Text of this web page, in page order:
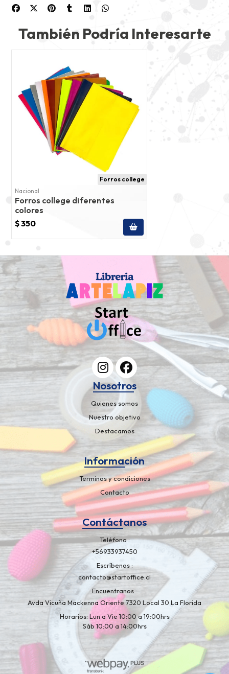
También Podría Interesarte
Forros college
Nacional
Forros college diferentes
colores
$ 350
Nosotros
Quienes somos
Nuestro objetivo
Destacamos
Información
Terminos y condiciones
Contacto
Contáctanos
Teléfono
+56933937450
Escríbenos
contacto@startoffice.cl
Encuentranos
Avda Vicuña Mackenna Oriente 7320 Local 30 La Florida
Horarios: Lun a Vie 10:00 a 19:00hrs
Sáb 10:00 a 14:00hrs